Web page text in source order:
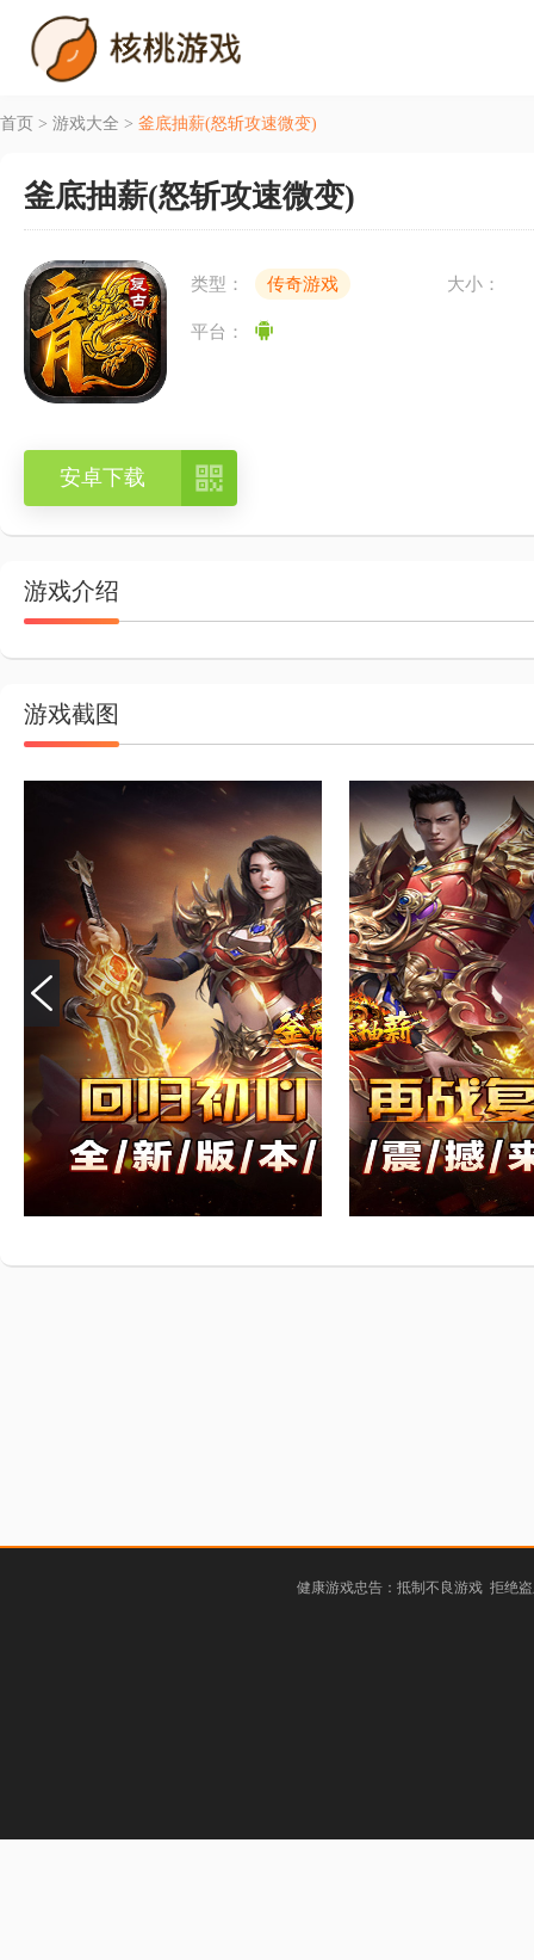
首页 > 游戏大全 > 釜底抽薪(怒斩攻速微变)
釜底抽薪(怒斩攻速微变)
类型： 传奇游戏 大小：
平台：
安卓下载 
游戏介绍
游戏截图
健康游戏忠告：抵制不良游戏 拒绝